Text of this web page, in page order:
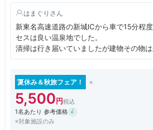
はまぐり
新東名高速道路の新城ICから車で15分程
セスは良い温泉地でした。
清掃は行き届いていましたが建物その物
夕食は松茸の土瓶蒸しもあって満足出来
夏休み＆秋旅フェア！
5,500
1名あたり 参考価格
※対象施設のみ